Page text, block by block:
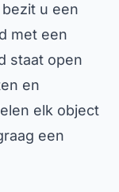
u een
met een
staat open
en
elk object
een